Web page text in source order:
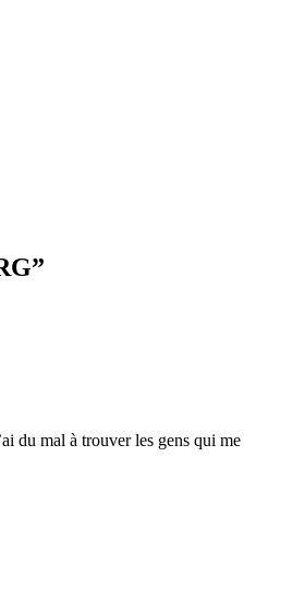
du mal à trouver les gens qui me